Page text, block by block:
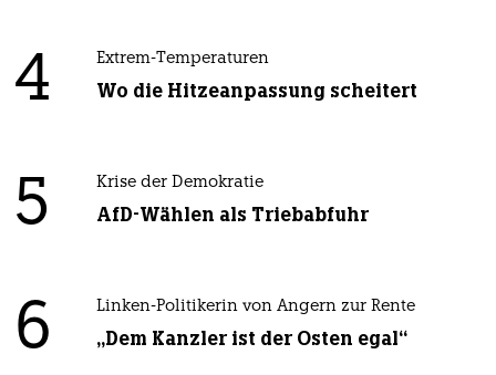
4 Extrem-Temperaturen
Wo die Hitzeanpassung scheitert
5 Krise der Demokratie
AfD-Wählen als Triebabfuhr
6 Linken-Politikerin von Angern zur Rente
„Dem Kanzler ist der Osten egal“